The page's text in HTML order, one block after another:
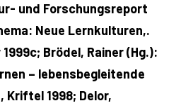
und Forschungsreport
Neue Lernkulturen,.
Brödel, Rainer (Hg.):
– lebensbegleitende
Kriftel 1998; Delor,